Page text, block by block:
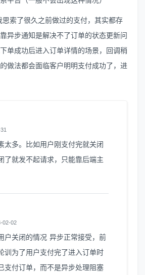
索了很久之前做过的支付，其实都存
异步通知是解决不了订单的状态更新问
单成功后进入订单详情的场景，回调稍
做法都会面临客户明明支付成功了，进
太多。比如用户刚支付完就关闭
了就发不起请求，只能靠后端主
02-02
户关闭的情况 异步正常接受，前
训为了用户支付完了进入订单时
支付订单，而不是异步处理阻塞